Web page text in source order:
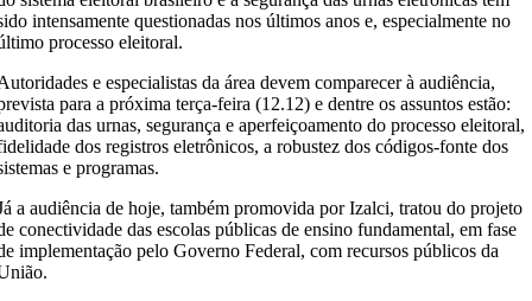
intensamente questionadas nos últimos anos e, especialmente no
processo eleitoral.
e especialistas da área devem comparecer à audiência,
para a próxima terça-feira (12.12) e dentre os assuntos estão:
das urnas, segurança e aperfeiçoamento do processo eleitoral,
dos registros eletrônicos, a robustez dos códigos-fonte dos
e programas.
a audiência de hoje, também promovida por Izalci, tratou do projeto
conectividade das escolas públicas de ensino fundamental, em fase
implementação pelo Governo Federal, com recursos públicos da